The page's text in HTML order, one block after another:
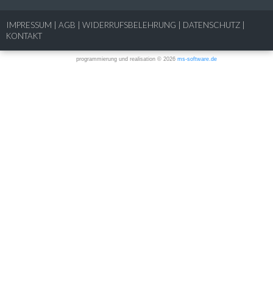
IMPRESSUM AGB WIDERRUFSBELEHRUNG DATENSCHUTZ
KONTAKT
programmierung und realisation © 2026 ms-software.de